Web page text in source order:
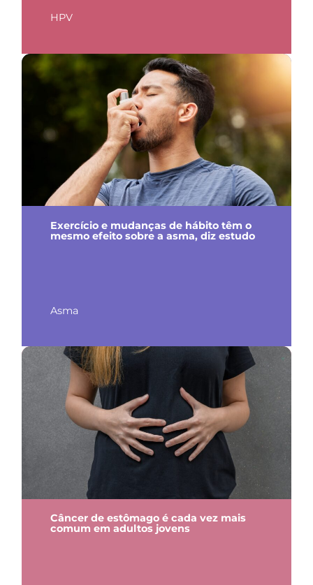
HPV
Exercício e mudanças de hábito têm o
mesmo efeito sobre a asma, diz estudo
Asma
Câncer de estômago é cada vez mais
comum em adultos jovens